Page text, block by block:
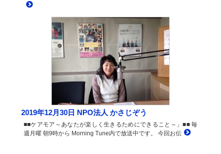
2019年12月30日 NPO法人 かさじぞう
■■ケアモア～あなたが楽しく生きるためにできること～」■■ 毎
週月曜 朝9時から Morning Tune内で放送中です。 今回お伝